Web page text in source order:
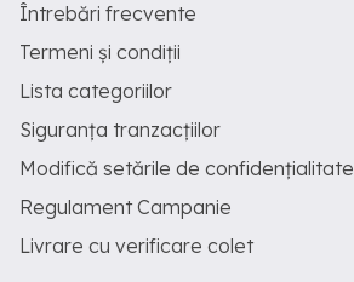
Întrebări frecvente
Termeni și condiții
Lista categoriilor
Siguranța tranzacțiilor
Modifică setările de confidențialitate
Regulament Campanie
Livrare cu verificare colet